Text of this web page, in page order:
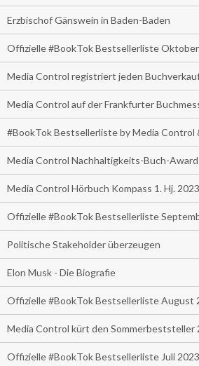
Erzbischof Gänswein in Baden-Baden
Offizielle #BookTok Bestsellerliste
Media Control registriert jeden
Media Control auf der Frankfurter
#BookTok Bestsellerliste by Media Control
Media Control Nachhaltigkeits-Buch-
Media Control Hörbuch Kompass 1. Hj. 2023
Offizielle #BookTok Bestsellerliste
Politische Stakeholder überzeugen
Elon Musk - Die Biografie
Offizielle #BookTok Bestsellerliste August
Media Control kürt den Sommerbeststeller
Offizielle #BookTok Bestsellerliste Juli 2023